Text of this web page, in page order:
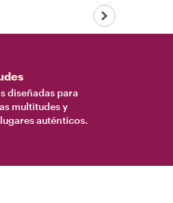
diseñadas para
multitudes y
auténticos.